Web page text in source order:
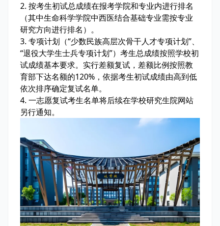
2. 按考生初试总成绩在报考学院和专业内进行排名
（其中生命科学学院中西医结合基础专业需按专业
研究方向进行排名）。
3. 专项计划（“少数民族高层次骨干人才专项计划”、
“退役大学生士兵专项计划”）考生总成绩按照学校初
试成绩基本要求。实行差额复试，差额比例按照教
育部下达名额的120%，依据考生初试成绩由高到低
依次排序确定复试名单。
4. 一志愿复试考生名单将后续在学校研究生院网站
另行通知。